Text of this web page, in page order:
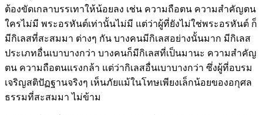
ต้องขัดเกลาบรรเทาให้น้อยลง เช่น ความถือตน ความสำคัญตน
ใครไม่มี พระอรหันต์เท่านั้นไม่มี แต่ว่าผู้ที่ยังไม่ใช่พระอรหันต์ ก็
มีกิเลสที่สะสมมา ต่างๆ กัน บางคนมีกิเลสอย่างนั้นมาก มีกิเลส
ประเภทอื่นเบาบางกว่า บางคนก็มีกิเลสที่เป็นมานะ ความสำคัญ
ตน ความถือตนแรงกล้า แต่ว่ากิเลสอื่นเบาบางกว่า ซึ่งผู้ที่อบรม
เจริญสติปัฏฐานจริงๆ เห็นภัยแม้ในโทษเพียงเล็กน้อยของอกุศล
ธรรมที่สะสมมา ไม่ข้าม